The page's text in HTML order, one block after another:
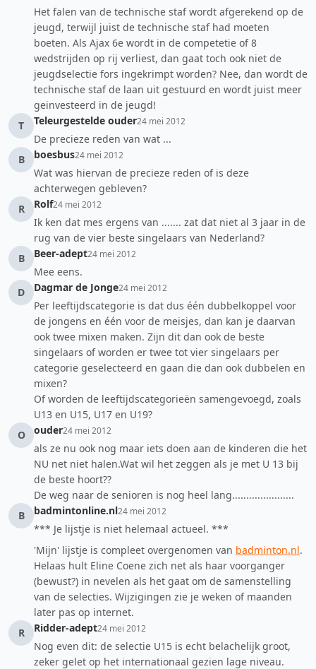
Het falen van de technische staf wordt afgerekend op de
jeugd, terwijl juist de technische staf had moeten
boeten. Als Ajax 6e wordt in de competetie of 8
wedstrijden op rij verliest, dan gaat toch ook niet de
jeugdselectie fors ingekrimpt worden? Nee, dan wordt de
technische staf de laan uit gestuurd en wordt juist meer
geinvesteerd in de jeugd!
T
Teleurgestelde ouder24 mei 2012
De precieze reden van wat ...
B
boesbus24 mei 2012
Wat was hiervan de precieze reden of is deze
achterwegen gebleven?
R
Rolf24 mei 2012
Ik ken dat mes ergens van ....... zat dat niet al 3 jaar in de
rug van de vier beste singelaars van Nederland?
B
Beer-adept24 mei 2012
Mee eens.
D
Dagmar de Jonge24 mei 2012
Per leeftijdscategorie is dat dus één dubbelkoppel voor
de jongens en één voor de meisjes, dan kan je daarvan
ook twee mixen maken. Zijn dit dan ook de beste
singelaars of worden er twee tot vier singelaars per
categorie geselecteerd en gaan die dan ook dubbelen en
mixen?
Of worden de leeftijdscategorieën samengevoegd, zoals
U13 en U15, U17 en U19?
O
ouder24 mei 2012
als ze nu ook nog maar iets doen aan de kinderen die het
NU net niet halen.Wat wil het zeggen als je met U 13 bij
de beste hoort??
De weg naar de senioren is nog heel lang......................
B
badmintonline.nl24 mei 2012
*** Je lijstje is niet helemaal actueel. ***
'Mijn' lijstje is compleet overgenomen van badminton.nl.
Helaas hult Eline Coene zich net als haar voorganger
(bewust?) in nevelen als het gaat om de samenstelling
van de selecties. Wijzigingen zie je weken of maanden
later pas op internet.
R
Ridder-adept24 mei 2012
Nog even dit: de selectie U15 is echt belachelijk groot,
zeker gelet op het internationaal gezien lage niveau.